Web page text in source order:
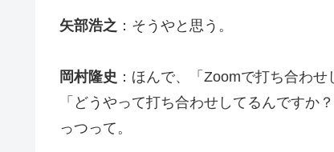
矢部浩之 ：そうやと思う。
岡村隆史 ：ほんで、「Zoomで打ち合わ
「どうやって打ち合わせしてるんですか
っつって。